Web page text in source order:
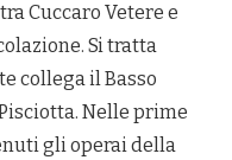
Cuccaro Vetere e
Si tratta
collega il Basso
Nelle prime
gli operai della